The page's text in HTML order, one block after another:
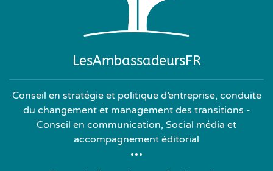
LesAmbassadeursFR
Conseil en stratégie et politique d’entreprise, conduite
du changement et management des transitions -
Conseil en communication, Social média et
accompagnement éditorial